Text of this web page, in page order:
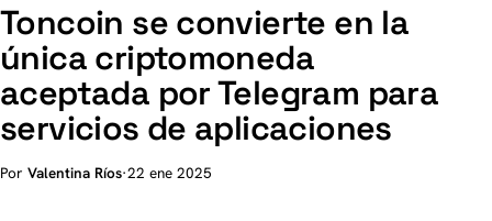
Toncoin se convierte en la
única criptomoneda
aceptada por Telegram para
servicios de aplicaciones
Por Valentina Ríos·22 ene 2025